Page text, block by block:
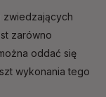
zwiedzających
zarówno
oddać się
wykonania tego